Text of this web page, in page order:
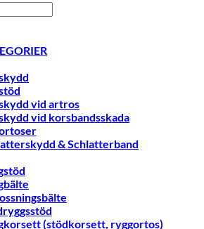
vid artros
vid korsbandsskada
& Schlatterband
(stödkorsett, ryggortos)